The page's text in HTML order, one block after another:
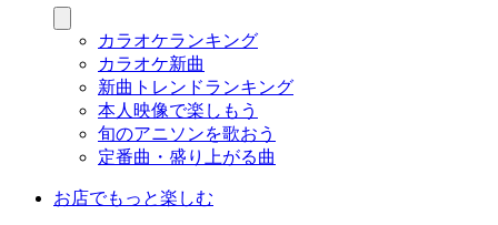
カラオケランキング
カラオケ新曲
新曲トレンドランキング
本人映像で楽しもう
旬のアニソンを歌おう
定番曲・盛り上がる曲
お店でもっと楽しむ